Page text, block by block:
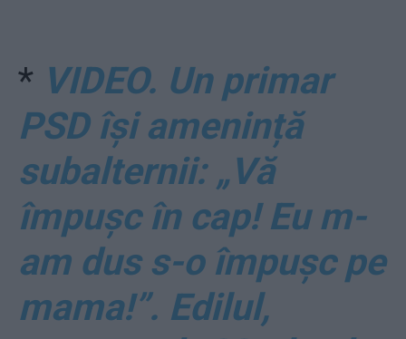
* VIDEO. Un primar
PSD își amenință
subalternii: „Vă
împușc în cap! Eu m-
am dus s-o împuşc pe
mama!”. Edilul,